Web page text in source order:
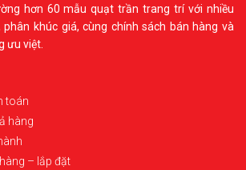
hơn 60 mẫu quạt trần trang trí với nhiều
phân khúc giá, cùng chính sách bán hàng và
ưu việt.
toán
hàng
– lắp đặt